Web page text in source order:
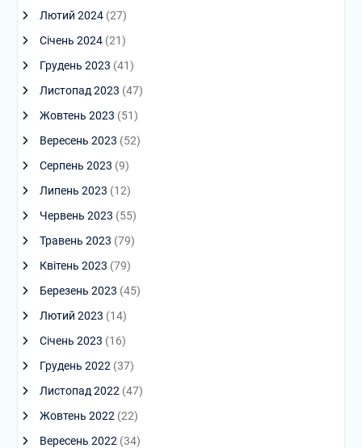
Лютий 2024(27)
Січень 2024(21)
Грудень 2023 (41)
Листопад 2023 (47)
Жовтень 2023 (51)
Вересень 2023 (52)
Серпень 2023 (9)
Липень 2023 (12)
Червень 2023 (55)
Травень 2023 (79)
Квітень 2023 (79)
Березень 2023 (45)
Лютий 2023 (14)
Січень 2023 (16)
Грудень 2022 (37)
Листопад 2022 (47)
Жовтень 2022 (22)
Вересень 2022 (34)